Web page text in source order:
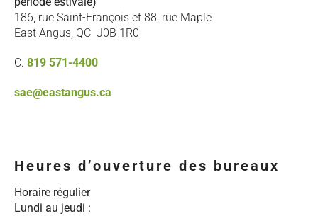
186, rue Saint-François et 88, rue Maple
East Angus, QC J0B 1R0
C. 819 571-4400
sae@eastangus.ca
Heures d’ouverture des bureaux
Horaire régulier
Lundi au jeudi :